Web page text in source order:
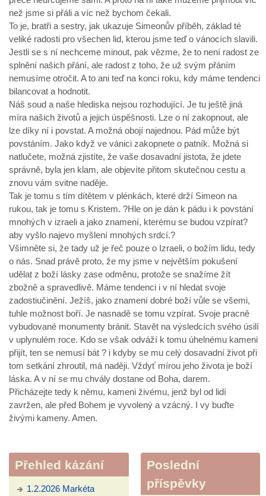
než jsme si přáli a víc než bychom čekali.
To je, bratři a sestry, jak ukazuje Simeonův příběh, základ té
veliké radosti pro všechen lid, kterou jsme teď o vánocích slavili.
Jestli se s ní nechceme minout, pak vězme, že to není radost ze
splnění našich přání, ale radost z toho, že už svým přáním
nemusíme otročit. A to ani teď na konci roku, kdy máme tendenci
bilancovat a hodnotit.
Náš soud a naše hlediska nejsou rozhodující. Je tu ještě jiná
míra našich životů a jejich úspěšnosti. Lze o ní zakopnout, ale
lze díky ní i povstat. A možná obojí najednou. Pád může být
povstáním. Jako když ve vánici zakopnete o patník. Možná si
natlučete, možná zjistíte, že vaše dosavadní jistota, že jdete
správně, byla jen klam, ale objevíte přitom skutečnou cestu a
znovu vám svitne naděje.
Tak je tomu s tím dítětem v plénkách, které drží Simeon na
rukou, tak je tomu s Kristem. ?Hle on je dán k pádu i k povstání
mnohých v izraeli a jako znamení, kterému se budou vzpírat?
aby vyšlo najevo myšlení mnohých srdcí.?
Všimněte si, že tady už je řeč pouze o Izraeli, o božím lidu, tedy
o nás. Snad právě proto, že my jsme v největším pokušení
udělat z boží lásky zase odměnu, protože se snažíme žít
zbožně a spravedlivě. Máme tendenci i v ní hledat svoje
zadostiučinění. Ježíš, jako znamení dobré boží vůle se všemi,
tuhle možnost boří. Je nasnadě se tomu vzpírat. Svoje pracně
vybudované monumenty bránit. Stavět na výsledcích svého úsilí
v uplynulém roce. Kdo se však odváží k tomu úhelnému kameni
přijít, ten se nemusí bát ? i kdyby se mu celý dosavadní život při
tom setkání zhroutil, má naději. Vždyť mírou jeho života je boží
láska. A v ní se mu chvály dostane od Boha, darem.
Přicházejte tedy k němu, kameni živému, jenž byl od lidí
zavržen, ale před Bohem je vyvolený a vzácný. I vy buďte
živými kameny. Amen.
Přehled kázání
1.2.2026 Markéta
Poslední
příspěvky